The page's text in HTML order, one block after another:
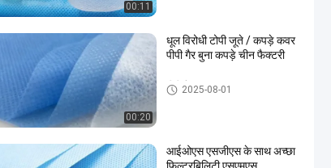
00:11
00:20
धूल विरोधी टोपी जूते / कपड़े कवर
पीपी गैर बुना कपड़े चीन फैक्टरी
पीपी गैर बुना कपड़ा
2025-08-01
आईओएस एसजीएस के साथ अच्छा